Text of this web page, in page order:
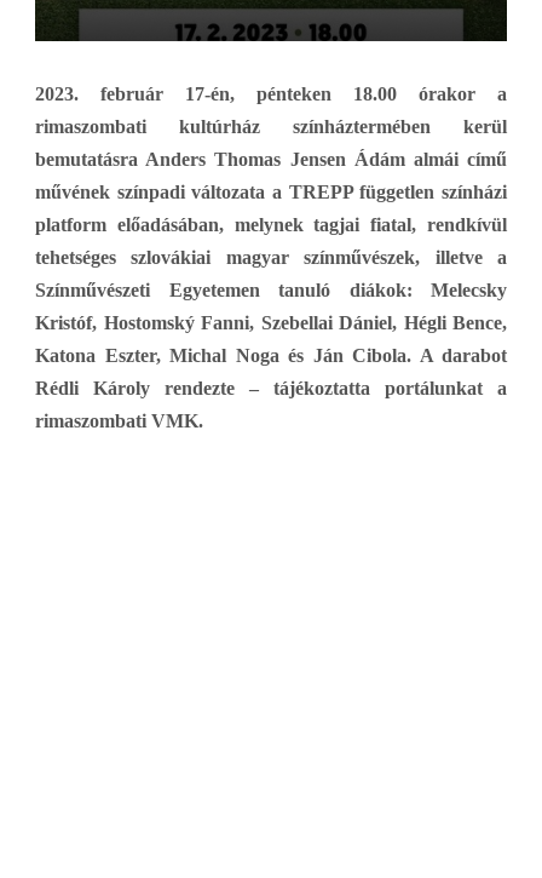
2023. február 17-én, pénteken 18.00 órakor a
rimaszombati kultúrház színháztermében kerül
bemutatásra Anders Thomas Jensen Ádám almái című
művének színpadi változata a TREPP független színházi
platform előadásában, melynek tagjai fiatal, rendkívül
tehetséges szlovákiai magyar színművészek, illetve a
Színművészeti Egyetemen tanuló diákok: Melecsky
Kristóf, Hostomský Fanni, Szebellai Dániel, Hégli Bence,
Katona Eszter, Michal Noga és Ján Cibola. A darabot
Rédli Károly rendezte – tájékoztatta portálunkat a
rimaszombati VMK.